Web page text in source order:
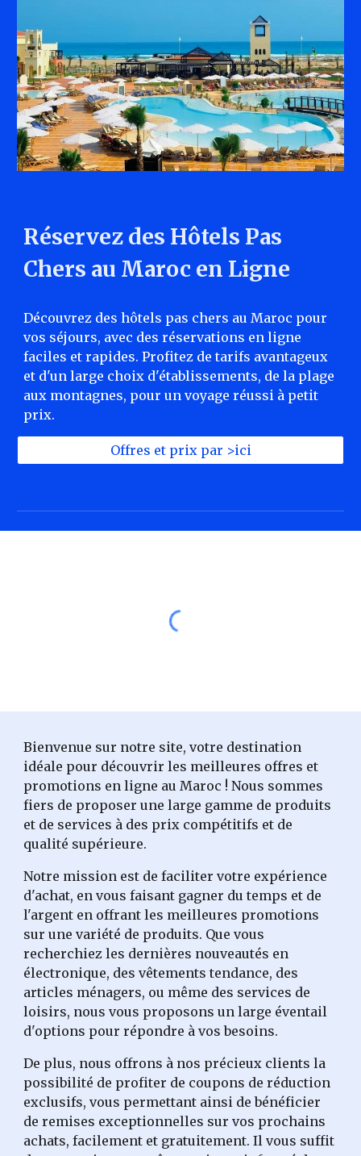
Réservez des Hôtels Pas
Chers au Maroc en Ligne
Découvrez des hôtels pas chers au Maroc pour
vos séjours, avec des réservations en ligne
faciles et rapides. Profitez de tarifs avantageux
et d'un large choix d'établissements, de la plage
aux montagnes, pour un voyage réussi à petit
prix.
Offres et prix par >ici
Bienvenue sur notre site, votre destination
idéale pour découvrir les meilleures offres et
promotions en ligne au Maroc ! Nous sommes
fiers de proposer une large gamme de produits
et de services à des prix compétitifs et de
qualité supérieure.
Notre mission est de faciliter votre expérience
d'achat, en vous faisant gagner du temps et de
l'argent en offrant les meilleures promotions
sur une variété de produits. Que vous
recherchiez les dernières nouveautés en
électronique, des vêtements tendance, des
articles ménagers, ou même des services de
loisirs, nous vous proposons un large éventail
d'options pour répondre à vos besoins.
De plus, nous offrons à nos précieux clients la
possibilité de profiter de coupons de réduction
exclusifs, vous permettant ainsi de bénéficier
de remises exceptionnelles sur vos prochains
achats, facilement et gratuitement. Il vous suffit